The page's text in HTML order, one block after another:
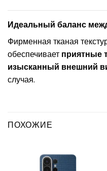
Идеальный баланс
Фирменная тканая
обеспечивает приятные
изысканный внешний
случая.
ПОХОЖИЕ